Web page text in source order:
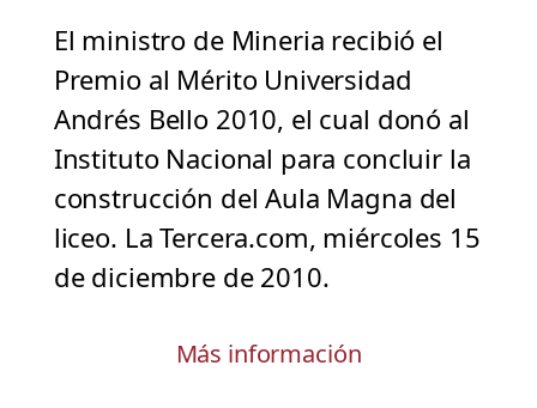
El ministro de Mineria recibió el
Premio al Mérito Universidad
Andrés Bello 2010, el cual donó al
Instituto Nacional para concluir la
construcción del Aula Magna del
liceo. La Tercera.com, miércoles 15
de diciembre de 2010.
Más información